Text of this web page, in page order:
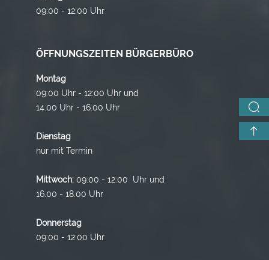
09:00 - 12:00 Uhr
ÖFFNUNGSZEITEN BÜRGERBÜRO
Montag
09:00 Uhr - 12:00 Uhr und
14:00 Uhr - 16:00 Uhr
Dienstag
nur mit Termin
Mittwoch: 09:00 - 12:00 Uhr und
16.00 - 18.00 Uhr
Donnerstag
09:00 - 12:00 Uhr